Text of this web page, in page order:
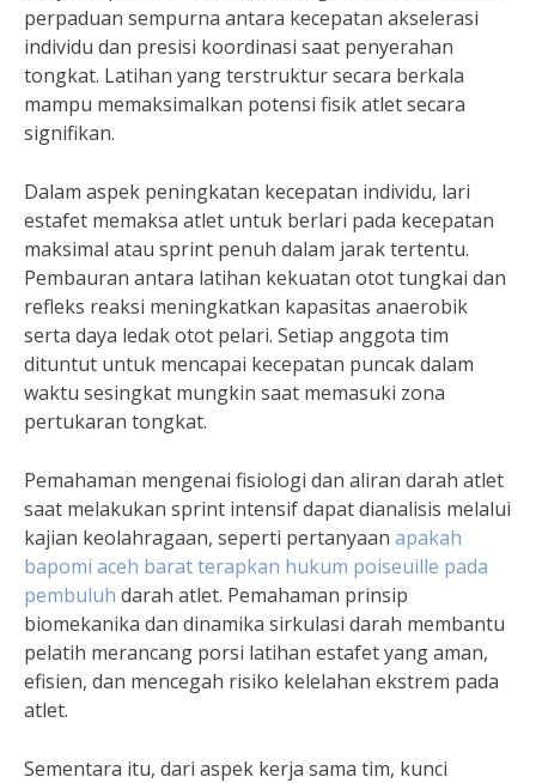
perpaduan sempurna antara kecepatan akselerasi
individu dan presisi koordinasi saat penyerahan
tongkat. Latihan yang terstruktur secara berkala
mampu memaksimalkan potensi fisik atlet secara
signifikan.
Dalam aspek peningkatan kecepatan individu, lari
estafet memaksa atlet untuk berlari pada kecepatan
maksimal atau sprint penuh dalam jarak tertentu.
Pembauran antara latihan kekuatan otot tungkai dan
refleks reaksi meningkatkan kapasitas anaerobik
serta daya ledak otot pelari. Setiap anggota tim
dituntut untuk mencapai kecepatan puncak dalam
waktu sesingkat mungkin saat memasuki zona
pertukaran tongkat.
Pemahaman mengenai fisiologi dan aliran darah atlet
saat melakukan sprint intensif dapat dianalisis melalui
kajian keolahragaan, seperti pertanyaan apakah
bapomi aceh barat terapkan hukum poiseuille pada
pembuluh darah atlet. Pemahaman prinsip
biomekanika dan dinamika sirkulasi darah membantu
pelatih merancang porsi latihan estafet yang aman,
efisien, dan mencegah risiko kelelahan ekstrem pada
atlet.
Sementara itu, dari aspek kerja sama tim, kunci